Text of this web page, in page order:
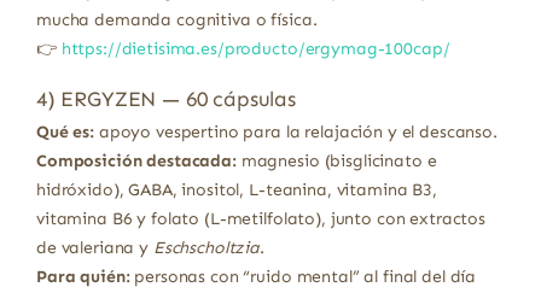
mucha demanda cognitiva o física.
👉 https://dietisima.es/producto/ergymag-100cap/
4) ERGYZEN — 60 cápsulas
Qué es: apoyo vespertino para la relajación y el descanso.
Composición destacada:magnesio (bisglicinato e
hidróxido), GABA, inositol, L-teanina, vitamina B3,
vitamina B6 y folato (L-metilfolato), junto con extractos
de valeriana y Eschscholtzia.
Para quién:personas con “ruido mental” al final del día